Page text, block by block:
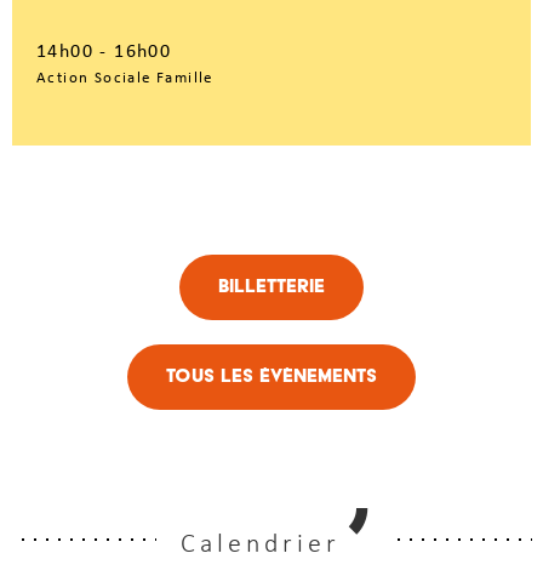
14h00 - 16h00
Action Sociale Famille
Billetterie
Tous les évènements
Calendrier